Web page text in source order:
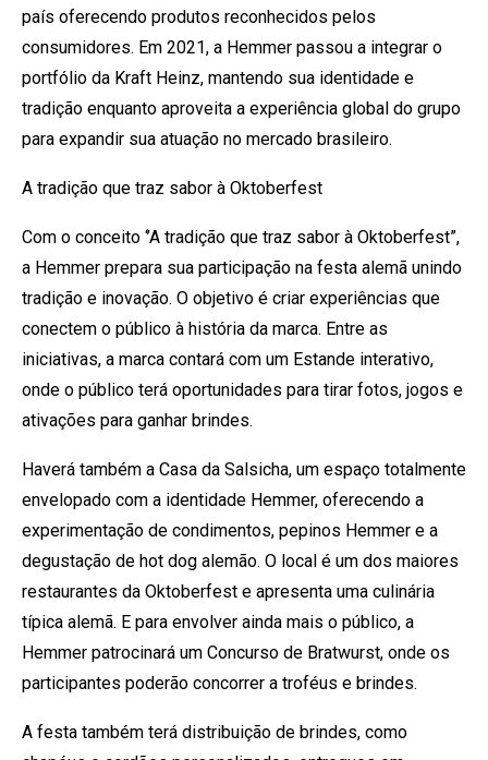
país oferecendo produtos reconhecidos pelos
consumidores. Em 2021, a Hemmer passou a integrar o
portfólio da Kraft Heinz, mantendo sua identidade e
tradição enquanto aproveita a experiência global do grupo
para expandir sua atuação no mercado brasileiro.
A tradição que traz sabor à Oktoberfest
Com o conceito ‘’A tradição que traz sabor à Oktoberfest”,
a Hemmer prepara sua participação na festa alemã unindo
tradição e inovação. O objetivo é criar experiências que
conectem o público à história da marca. Entre as
iniciativas, a marca contará com um Estande interativo,
onde o público terá oportunidades para tirar fotos, jogos e
ativações para ganhar brindes.
Haverá também a Casa da Salsicha, um espaço totalmente
envelopado com a identidade Hemmer, oferecendo a
experimentação de condimentos, pepinos Hemmer e a
degustação de hot dog alemão. O local é um dos maiores
restaurantes da Oktoberfest e apresenta uma culinária
típica alemã. E para envolver ainda mais o público, a
Hemmer patrocinará um Concurso de Bratwurst, onde os
participantes poderão concorrer a troféus e brindes.
A festa também terá distribuição de brindes, como